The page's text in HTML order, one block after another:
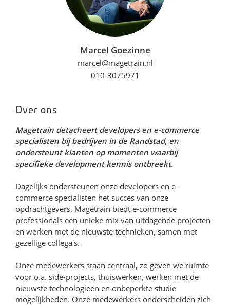
Marcel Goezinne
marcel@magetrain.nl
010-3075971
Over ons
Magetrain detacheert developers en e-commerce
specialisten bij bedrijven in de Randstad, en
ondersteunt klanten op momenten waarbij
specifieke development kennis ontbreekt.
Dagelijks ondersteunen onze developers en e-
commerce specialisten het succes van onze
opdrachtgevers. Magetrain biedt e-commerce
professionals een unieke mix van uitdagende projecten
en werken met de nieuwste technieken, samen met
gezellige collega's.
Onze medewerkers staan centraal, zo geven we ruimte
voor o.a. side-projects, thuiswerken, werken met de
nieuwste technologieën en onbeperkte studie
mogelijkheden. Onze medewerkers onderscheiden zich